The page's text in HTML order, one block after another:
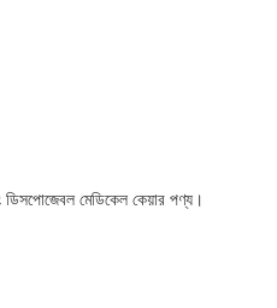
ডিসপোজেবল মেডিকেল কেয়ার পণ্য।